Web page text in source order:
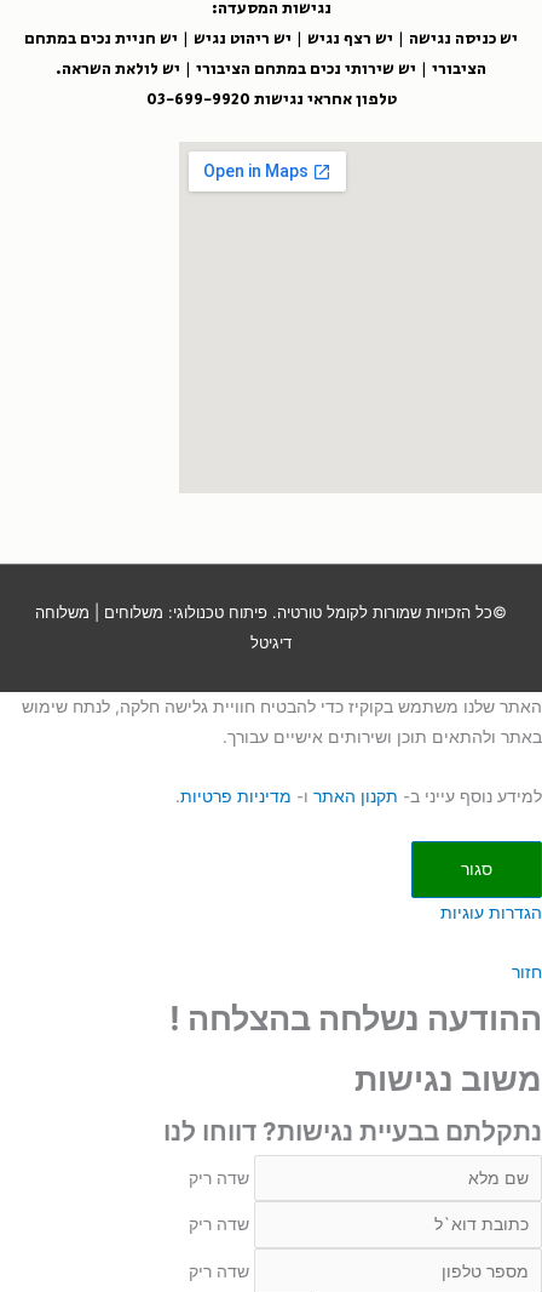
נגישות המסעדה:
יש כניסה נגישה | יש רצף נגיש | יש ריהוט נגיש | יש חניית נכים במתחם
הציבורי | יש שירותי נכים במתחם הציבורי | יש לולאת השראה.
טלפון אחראי נגישות 03-699-9920
©כל הזכויות שמורות לקומל טורטיה. פיתוח טכנולוגי: משלוחים
משלוחה
דיגיטל
האתר שלנו משתמש בקוקיז כדי להבטיח חוויית גלישה חלקה, לנתח שימוש
באתר ולהתאים תוכן ושירותים אישיים עבורך.
למידע נוסף עייני ב- תקנון האתר ו- מדיניות פרטיות.
סגור
הגדרות עוגיות
חזור
ההודעה נשלחה בהצלחה !
משוב נגישות
נתקלתם בבעיית נגישות? דווחו לנו
ריק
שדה ריק
ריק
שדה ריק
שדה ריק